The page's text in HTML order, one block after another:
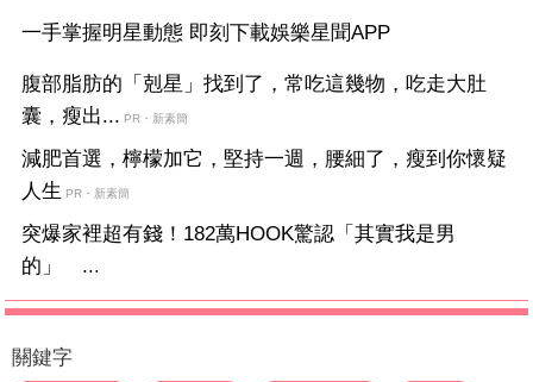
一手掌握明星動態 即刻下載娛樂星聞APP
腹部脂肪的「剋星」找到了，常吃這幾物，吃走大肚
囊，瘦出... PR・新素簡
減肥首選，檸檬加它，堅持一週，腰細了，瘦到你懷疑
人生 PR・新素簡
突爆家裡超有錢！182萬HOOK驚認「其實我是男
的」 ...
關鍵字